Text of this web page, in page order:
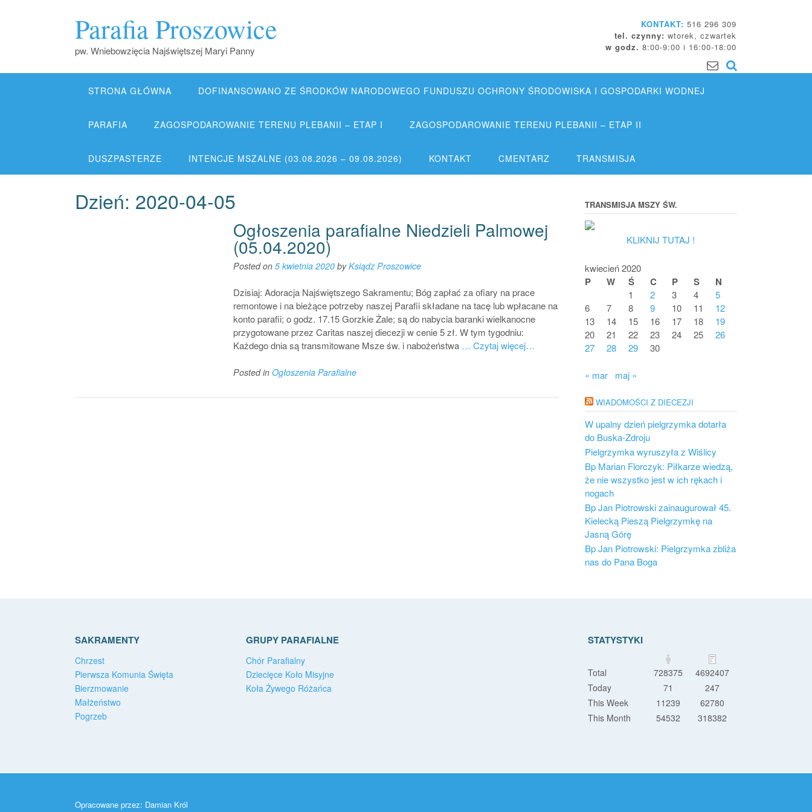
Parafia Proszowice
pw. Wniebowzięcia Najświętszej Maryi Panny
KONTAKT: 516 296 309
tel. czynny: wtorek, czwartek
w godz. 8:00-9:00 i 16:00-18:00
STRONA GŁÓWNA DOFINANSOWANO ZE ŚRODKÓW NARODOWEGO FUNDUSZU OCHRONY ŚRODOWISKA I GOSPODARKI WODNEJ
PARAFIA ZAGOSPODAROWANIE TERENU PLEBANII – ETAP I ZAGOSPODAROWANIE TERENU PLEBANII – ETAP II
DUSZPASTERZE INTENCJE MSZALNE (03.08.2026 – 09.08.2026) KONTAKT CMENTARZ TRANSMISJA
Dzień: 2020-04-05
Ogłoszenia parafialne Niedzieli Palmowej
(05.04.2020)
Posted on 5 kwietnia 2020byKsiądz Proszowice
Dzisiaj: Adoracja Najświętszego Sakramentu; Bóg zapłać za ofiary na prace
remontowe i na bieżące potrzeby naszej Parafii składane na tacę lub wpłacane na
konto parafii; o godz. 17.15 Gorzkie Żale; są do nabycia baranki wielkanocne
przygotowane przez Caritas naszej diecezji w cenie 5 zł. W tym tygodniu:
Każdego dnia są transmitowane Msze św. i nabożeństwa … Czytaj więcej…
Posted in Ogłoszenia Parafialne
TRANSMISJA MSZY ŚW.
KLIKNIJ TUTAJ !
kwiecień 2020
P W Ś C P S N
1 2 3 4
5
6
7 8 9 10 11
12
13
14 15 16 17 18
19
20
21 22 23 24 25
26
27
28 29 30
« mar maj »
WIADOMOŚCI Z DIECEZJI
W upalny dzień pielgrzymka dotarła
do Buska-Zdroju
Pielgrzymka wyruszyła z Wiślicy
Bp Marian Florczyk: Piłkarze wiedzą,
że nie wszystko jest w ich rękach i
nogach
Bp Jan Piotrowski zainaugurował 45.
Kielecką Pieszą Pielgrzymkę na
Jasną Górę
Bp Jan Piotrowski: Pielgrzymka zbliża
nas do Pana Boga
SAKRAMENTY
Chrzest
Pierwsza Komunia Święta
Bierzmowanie
Małżeństwo
Pogrzeb
GRUPY PARAFIALNE
Chór Parafialny
Dziecięce Koło Misyjne
Koła Żywego Różańca
STATYSTYKI
Total 728375
4692407
Today
71
247
This Week
11239
62780
This Month
54532 318382
Opracowane przez: Damian Król